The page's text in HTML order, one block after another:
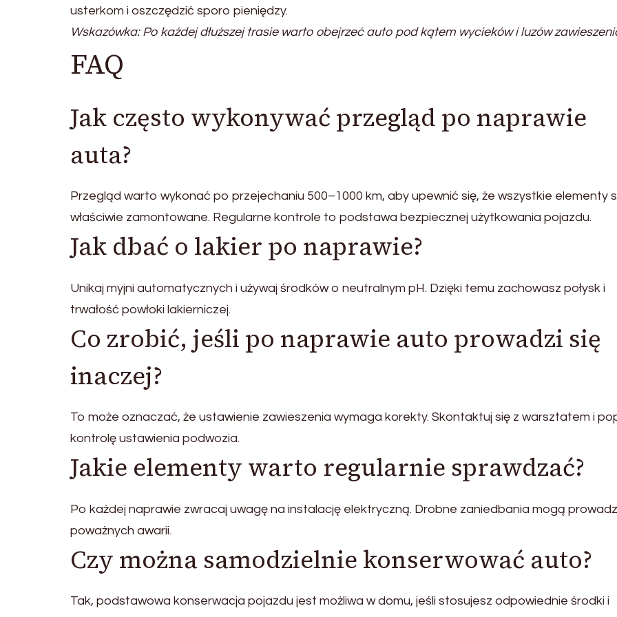
usterkom i oszczędzić sporo pieniędzy.
Wskazówka: Po każdej dłuższej trasie warto obejrzeć auto pod kątem wycieków i luzów
FAQ
Jak często wykonywać przegląd po naprawie
auta?
Przegląd warto wykonać po przejechaniu 500–1000 km, aby upewnić się, że wszystkie elementy
właściwie zamontowane. Regularne kontrole to podstawa bezpiecznej użytkowania pojazdu.
Jak dbać o lakier po naprawie?
Unikaj myjni automatycznych i używaj środków o neutralnym pH. Dzięki temu zachowasz połysk i
trwałość powłoki lakierniczej.
Co zrobić, jeśli po naprawie auto prowadzi się
inaczej?
To może oznaczać, że ustawienie zawieszenia wymaga korekty. Skontaktuj się z warsztatem i
kontrolę ustawienia podwozia.
Jakie elementy warto regularnie sprawdzać?
Po każdej naprawie zwracaj uwagę na instalację elektryczną. Drobne zaniedbania mogą
poważnych awarii.
Czy można samodzielnie konserwować auto?
Tak, podstawowa konserwacja pojazdu jest możliwa w domu, jeśli stosujesz odpowiednie środki i